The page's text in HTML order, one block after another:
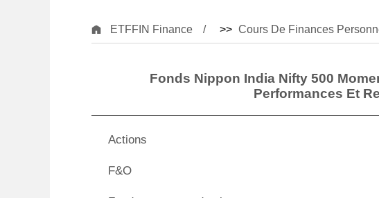
ETFFIN Finance >> Cours De Finances
Fonds Nippon India Nifty 500
Performances Et
Actions
F&O